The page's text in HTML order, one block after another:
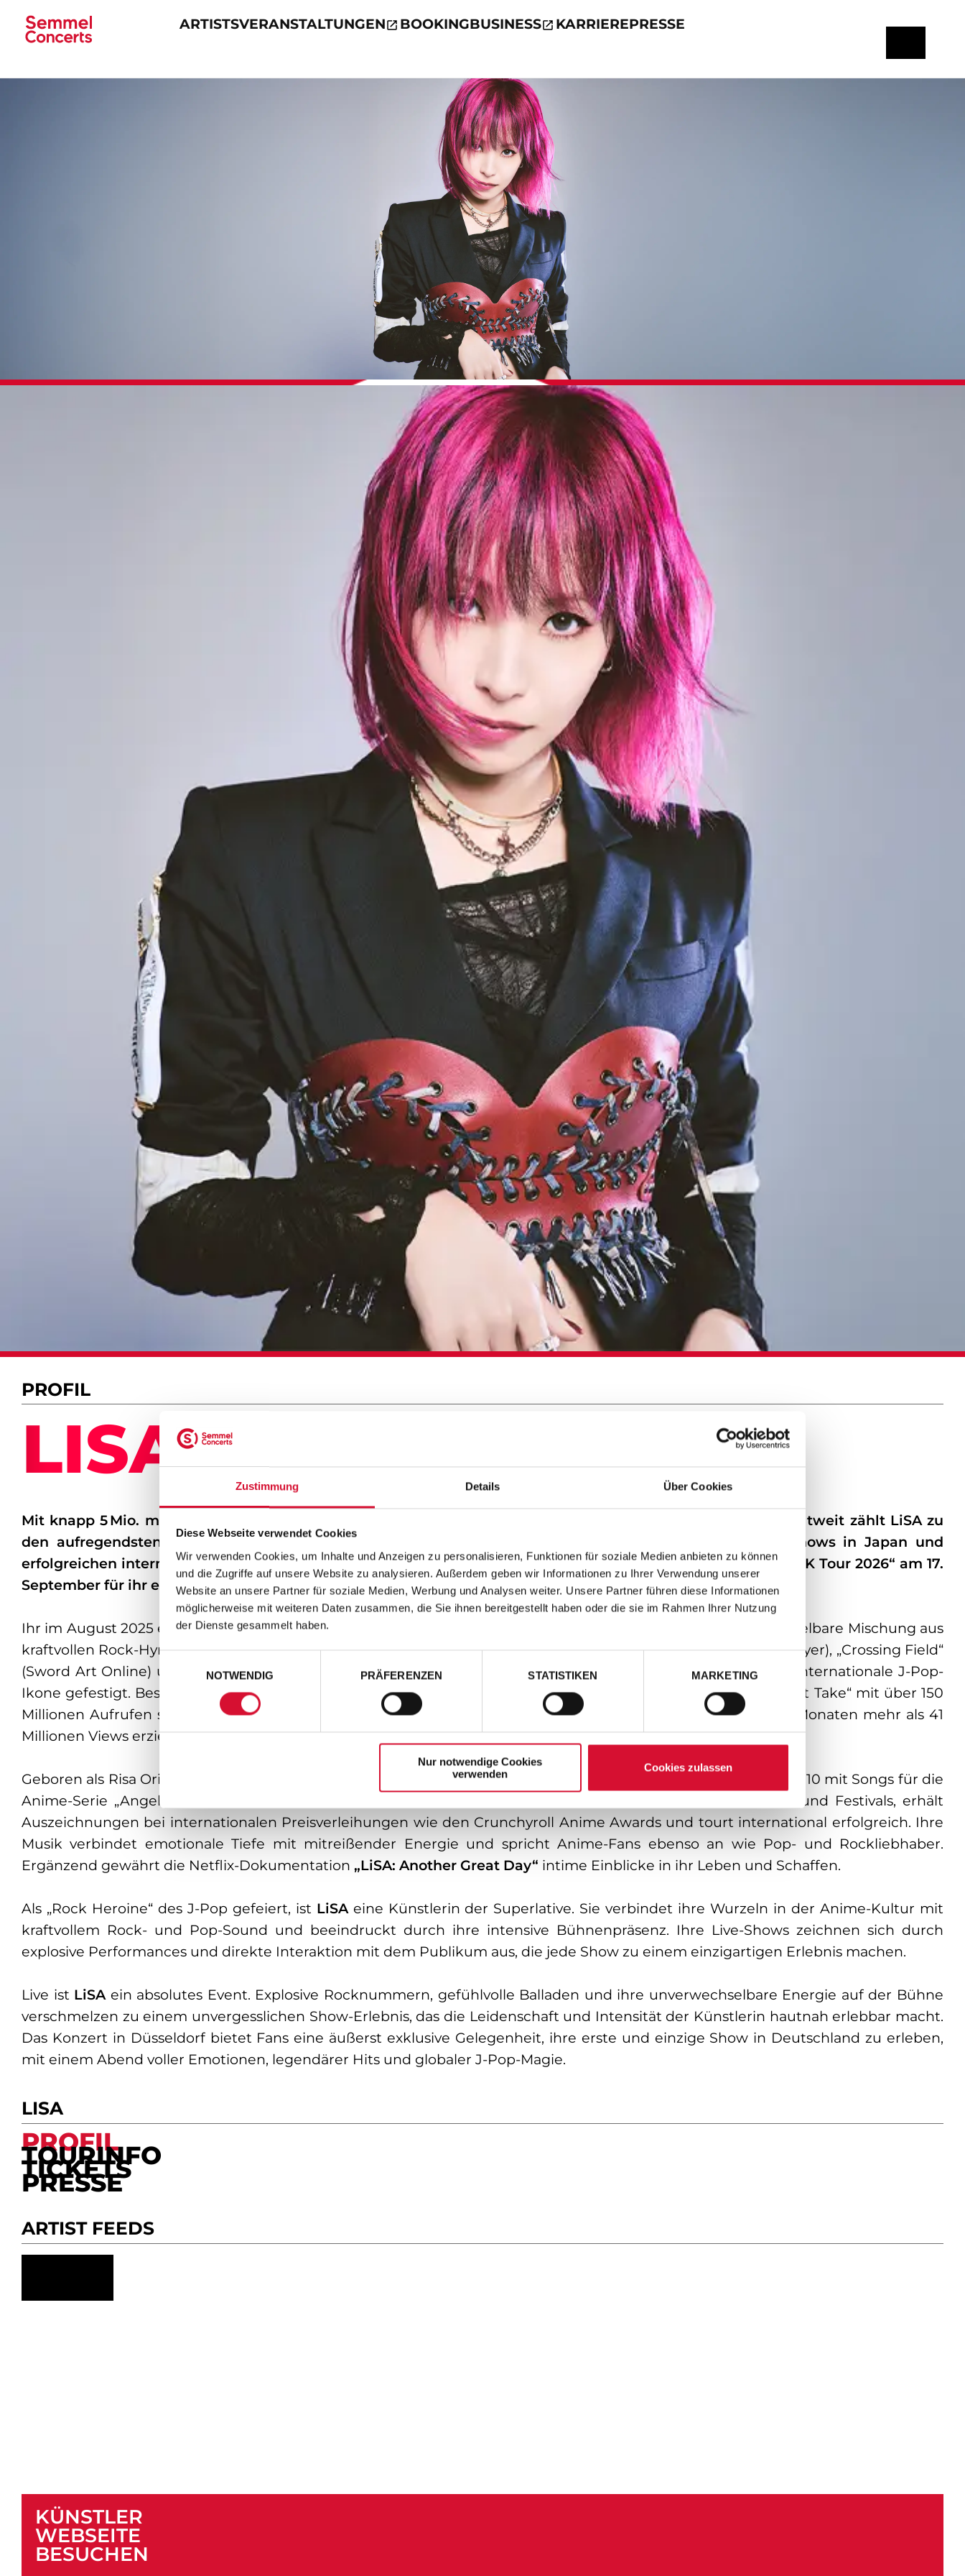
Zustimmung Details Über Cookies
Diese Webseite verwendet Cookies
Wir verwenden Cookies, um Inhalte und Anzeigen zu personalisieren, Funktionen für soziale Medien anbieten zu können
und die Zugriffe auf unsere Website zu analysieren. Außerdem geben wir Informationen zu Ihrer Verwendung unserer
Website an unsere Partner für soziale Medien, Werbung und Analysen weiter. Unsere Partner führen diese Informationen
möglicherweise mit weiteren Daten zusammen, die Sie ihnen bereitgestellt haben oder die sie im Rahmen Ihrer Nutzung
der Dienste gesammelt haben.
Einwilligungsauswahl
NOTWENDIG
PRÄFERENZEN STATISTIKEN MARKETING
Nur notwendige Cookies
verwenden
Cookies zulassen
ARTISTSVERANSTALTUNGEN BOOKINGBUSINESS KARRIEREPRESSE
PROFIL
LISA
Mit knapp 5 Mio. monatlichen Hörer:innen auf Spotify und mehreren Millionen Fans auf sozialen Medien weltweit zählt LiSA zu
den aufregendsten Stimmen der internationalen J-Pop- und Anime-Szene. Nach ausverkauften Arena-Shows in Japan und
erfolgreichen internationalen Konzerten kommt sie im Rahmen ihrer „LiVE is Smile Always ～15～ Europe & UK Tour 2026“ am 17.
September für ihr erstes und einziges Deutschland-Konzert nach Düsseldorf.
Ihr im August 2025 erschienenes Album „LiVE is Smile Always COCKTAiL PARTY SWEET“ zeigt
unverwechselbare Mischung aus
kraftvollen Rock-Hymnen, eingängigen Pop-Melodien und gefühlvollen Balladen. Hits wie „Gurenge“ (Demon Slayer), „Crossing Field“
(Sword Art Online) und „Oath Sign“ (Fate/Zero) haben Millionen Fans weltweit begeistert und ihren Status als internationale J-Pop-
Ikone gefestigt. Besondere Aufmerksamkeit erlangte sie zudem mit ihrem viel beachteten Auftritt bei „The First Take“ mit über 150
Millionen Aufrufen sowie durch eine erfolgreiche Kollaboration mit Felix von Stray Kids, die innerhalb von elf Monaten mehr als 41
Millionen Views erzielte.
Geboren als Risa Oribe in Seki, Japan, startete
ihre Karriere als Sängerin der Indie-Band Chucky, bevor sie 2010 mit Songs für die
Anime-Serie „Angel Beats!“ den Durchbruch als Solokünstlerin feierte. Seitdem füllt sie regelmäßig Arenen und Festivals, erhält
Auszeichnungen bei internationalen Preisverleihungen wie den Crunchyroll Anime Awards und tourt international erfolgreich. Ihre
Musik verbindet emotionale Tiefe mit mitreißender Energie und spricht Anime-Fans ebenso an wie Pop- und Rockliebhaber.
Ergänzend gewährt die Netflix-Dokumentation „LiSA: Another Great Day“ intime Einblicke in ihr Leben und Schaffen.
Als „Rock Heroine“ des J-Pop gefeiert, ist LiSAeine Künstlerin der Superlative. Sie verbindet ihre Wurzeln in der Anime-Kultur mit
kraftvollem Rock- und Pop-Sound und beeindruckt durch ihre intensive Bühnenpräsenz. Ihre Live-Shows zeichnen sich durch
explosive Performances und direkte Interaktion mit dem Publikum aus, die jede Show zu einem einzigartigen Erlebnis machen.
Live ist LiSAein absolutes Event. Explosive Rocknummern, gefühlvolle Balladen und ihre unverwechselbare Energie auf der Bühne
verschmelzen zu einem unvergesslichen Show-Erlebnis, das die Leidenschaft und Intensität der Künstlerin hautnah erlebbar macht.
Das Konzert in Düsseldorf bietet Fans eine äußerst exklusive Gelegenheit, ihre erste und einzige Show in Deutschland zu erleben,
mit einem Abend voller Emotionen, legendärer Hits und globaler J-Pop-Magie.
LISA
PROFIL
TOURINFO
TICKETS
PRESSE
ARTIST FEEDS
KÜNSTLER
WEBSEITE
BESUCHEN